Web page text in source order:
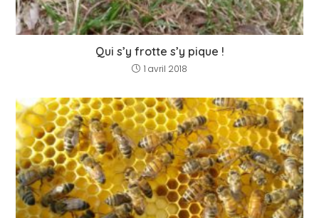
Qui s’y frotte s’y pique !
1 avril 2018